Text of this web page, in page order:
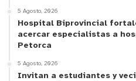
5 Agosto, 2026
Hospital Biprovincial
acercar especialistas a
Petorca
5 Agosto, 2026
Invitan a estudiantes y